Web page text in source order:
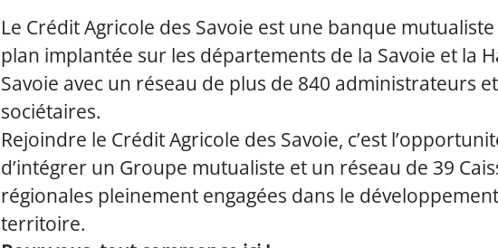
Le Crédit Agricole des Savoie est une banque
plan implantée sur les départements de la Savoie et la
Savoie avec un réseau de plus de 840 administrateurs
sociétaires.
Rejoindre le Crédit Agricole des Savoie, c’est
d’intégrer un Groupe mutualiste et un réseau de 39
régionales pleinement engagées dans le
territoire.